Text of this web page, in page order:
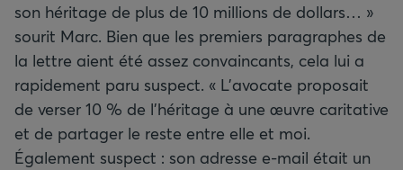
son héritage de plus de 10 millions de dollars… »
sourit Marc. Bien que les premiers paragraphes de
la lettre aient été assez convaincants, cela lui a
rapidement paru suspect. « L’avocate proposait
de verser 10 % de l’héritage à une œuvre caritative
et de partager le reste entre elle et moi.
Également suspect : son adresse e-mail était un